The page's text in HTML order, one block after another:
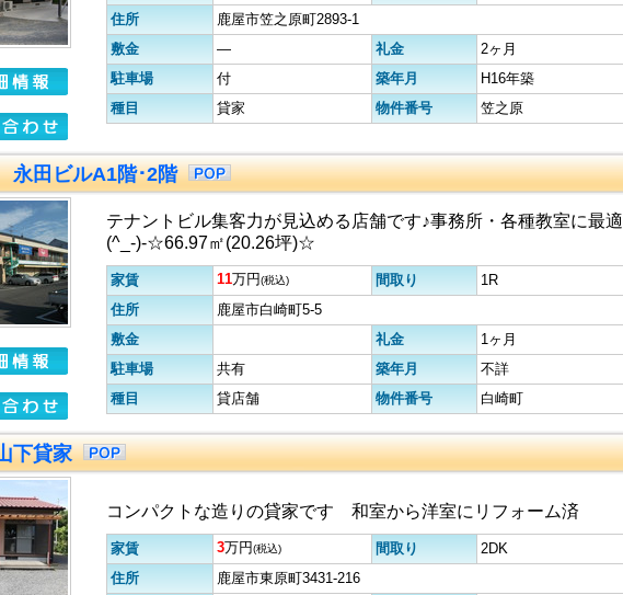
住所
鹿屋市笠之原町2893-1
敷金
― 礼金
2ヶ月
駐車場
付 築年月
H16年築
種目
貸家 物件番号 笠之原
永田ビルA1階･2階
テナントビル集客力が見込める店舗です♪事務所・各種教室に最適
(^_-)-☆66.97㎡(20.26坪)☆
家賃 11万円(税込) 間取り
1R
住所
鹿屋市白崎町5-5
敷金
礼金
1ヶ月
駐車場
共有 築年月
不詳
種目
貸店舗 物件番号 白崎町
下貸家
コンパクトな造りの貸家です 和室から洋室にリフォーム済
家賃 3万円(税込) 間取り
2DK
住所
鹿屋市東原町3431-216